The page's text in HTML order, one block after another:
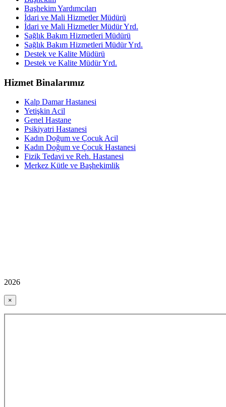
Başhekim Yardımcıları
İdari ve Mali Hizmetler Müdürü
İdari ve Mali Hizmetler Müdür Yrd.
Sağlık Bakım Hizmetleri Müdürü
Sağlık Bakım Hizmetleri Müdür Yrd.
Destek ve Kalite Müdürü
Destek ve Kalite Müdür Yrd.
Hizmet Binalarımız
Kalp Damar Hastanesi
Yetişkin Acil
Genel Hastane
Psikiyatri Hastanesi
Kadın Doğum ve Çocuk Acil
Kadın Doğum ve Çocuk Hastanesi
Fizik Tedavi ve Reh. Hastanesi
Merkez Kütle ve Başhekimlik
2026
×